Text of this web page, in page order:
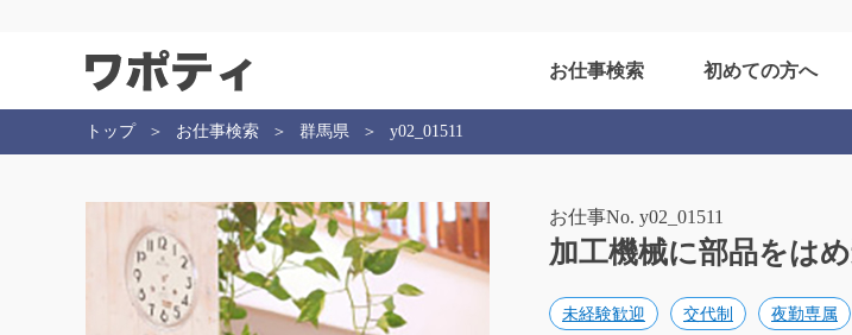
お仕事検索 初めての方へ
トップ お仕事検索 群馬県 y02_01511
お仕事No. y02_01511
加工機械に部品をは
未経験歓迎 交代制 夜勤専属